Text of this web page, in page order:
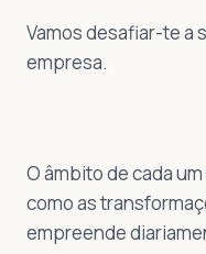
Vamos desafiar-te a
empresa.
O âmbito de cada
como as
empreende